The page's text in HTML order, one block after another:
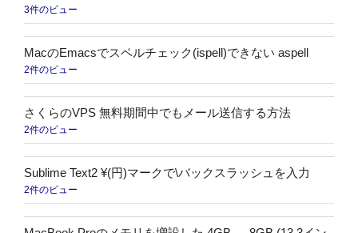
3件のビュー
MacのEmacsでスペルチェック(ispell)できない aspell
2件のビュー
さくらのVPS 無料期間中でもメール送信する方法
2件のビュー
Sublime Text2 ¥(円)マークで\バックスラッシュを入力
2件のビュー